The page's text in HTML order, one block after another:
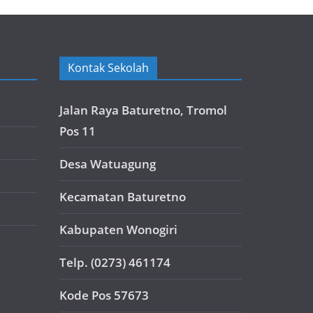
Kontak Sekolah
Jalan Raya Baturetno, Tromol
Pos 11
Desa Watuagung
Kecamatan Baturetno
Kabupaten Wonogiri
Telp. (0273) 461174
Kode Pos 57673